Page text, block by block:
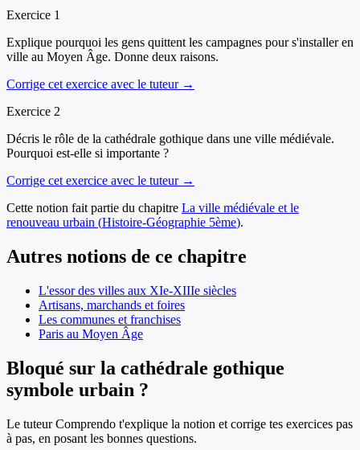
Exercice 1
Explique pourquoi les gens quittent les campagnes pour s'installer en
ville au Moyen Âge. Donne deux raisons.
Corrige cet exercice avec le tuteur →
Exercice 2
Décris le rôle de la cathédrale gothique dans une ville médiévale.
Pourquoi est-elle si importante ?
Corrige cet exercice avec le tuteur →
Cette notion fait partie du chapitre La ville médiévale et le
renouveau urbain (Histoire-Géographie 5ème).
Autres notions de ce chapitre
L'essor des villes aux XIe-XIIIe siècles
Artisans, marchands et foires
Les communes et franchises
Paris au Moyen Âge
Bloqué sur la cathédrale gothique
symbole urbain ?
Le tuteur Comprendo t'explique la notion et corrige tes exercices pas
à pas, en posant les bonnes questions.